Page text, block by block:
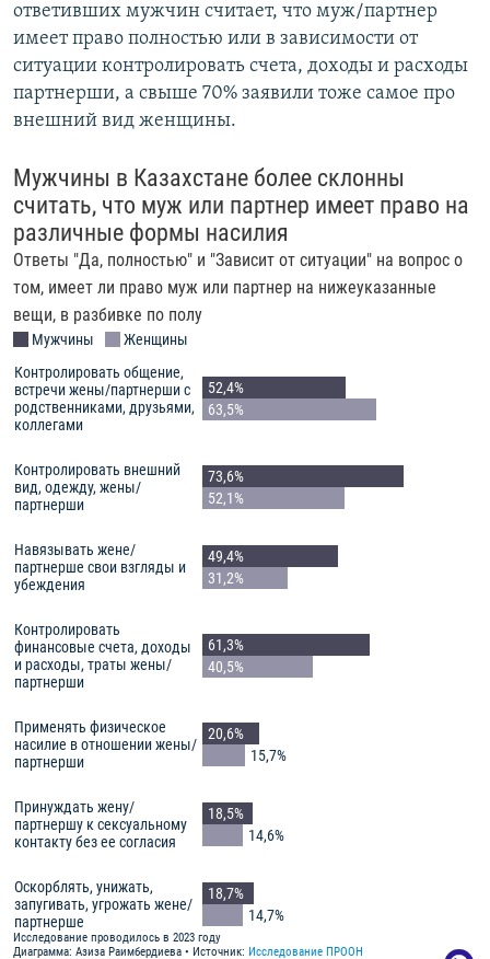
ответивших мужчин считает, что муж/партнер
имеет право полностью или в зависимости от
ситуации контролировать счета, доходы и расходы
партнерши, а свыше 70% заявили тоже самое про
внешний вид женщины.